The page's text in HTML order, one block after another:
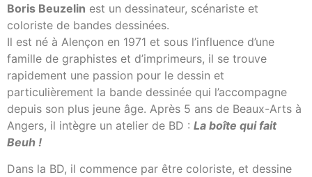
Boris Beuzelin est un dessinateur, scénariste et
coloriste de bandes dessinées.
Il est né à Alençon en 1971 et sous l’influence d’une
famille de graphistes et d’imprimeurs, il se trouve
rapidement une passion pour le dessin et
particulièrement la bande dessinée qui l’accompagne
depuis son plus jeune âge. Après 5 ans de Beaux-Arts à
Angers, il intègre un atelier de BD : La boîte qui fait
Beuh !
Dans la BD, il commence par être coloriste, et dessine